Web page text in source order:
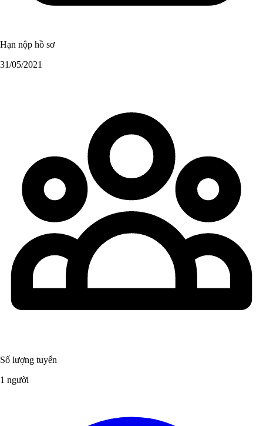
Hạn nộp hồ sơ
31/05/2021
Số lượng tuyển
1 người